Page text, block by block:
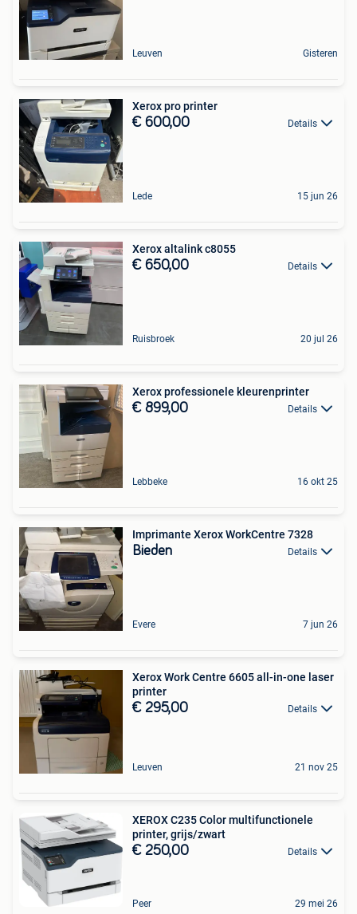
Leuven Gisteren
Xerox pro printer
€ 600,00 Details
Lede 15 jun 26
Xerox altalink c8055
€ 650,00 Details
Ruisbroek 20 jul 26
Xerox professionele kleurenprinter
€ 899,00 Details
Lebbeke 16 okt 25
Imprimante Xerox WorkCentre 7328
Bieden Details
Evere 7 jun 26
Xerox Work Centre 6605 all-in-one laser
printer
€ 295,00 Details
Leuven 21 nov 25
XEROX C235 Color multifunctionele
printer, grijs/zwart
€ 250,00 Details
Peer 29 mei 26